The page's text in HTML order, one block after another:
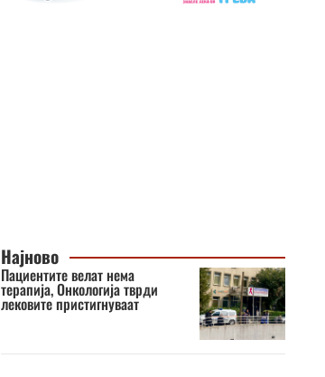
Најново
Пациентите велат нема
терапија, Онкологија тврди
лековите пристигнуваат